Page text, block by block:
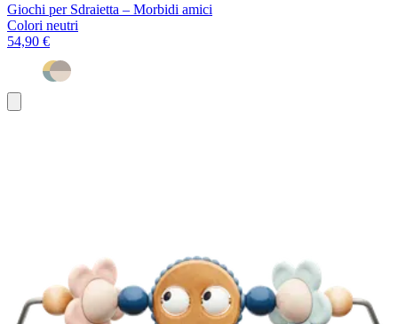
Giochi per Sdraietta – Morbidi amici
Colori neutri
54,90 €
al